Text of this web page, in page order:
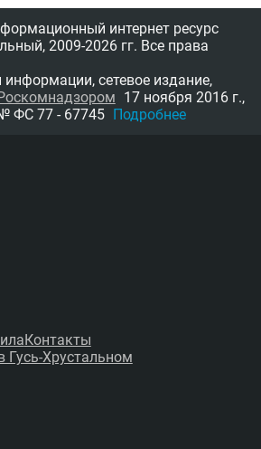
интернет ресурс
2009-2026 гг. Все права
сетевое издание,
17 ноября 2016 г.,
ФС 77 - 67745 Подробнее
Контакты
Гусь-Хрустальном